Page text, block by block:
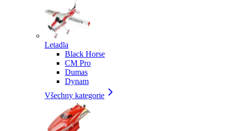
Letadla
Black Horse
CM Pro
Dumas
Dynam
Všechny kategorie